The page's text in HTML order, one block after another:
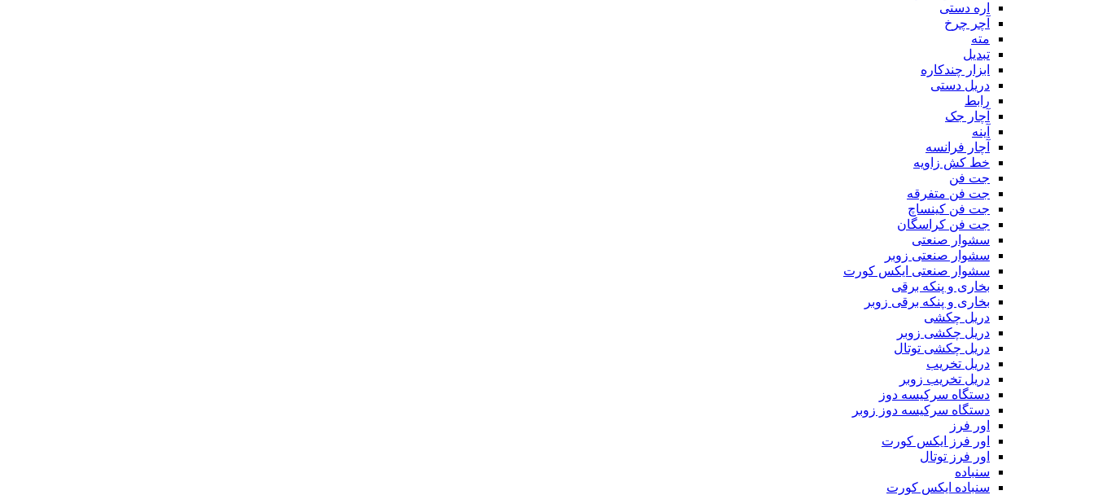
اره دستی
آچر چرخ
مته
تبدیل
ابزار چندکاره
دریل دستی
رابط
آچار جک
آینه
آچار فرانسه
خط کش زاویه
جت فن
جت فن متفرقه
جت فن کینساچ
جت فن کراسگان
سشوار صنعتی
سشوار صنعتی زوبر
سشوار صنعتی ایکس کورت
بخاری و پنکه برقی
بخاری و پنکه برقی زوبر
دریل چکشی
دریل چکشی زوبر
دریل چکشی توتال
دریل تخریب
دریل تخریب زوبر
دستگاه سرکیسه دوز
دستگاه سرکیسه دوز زوبر
اور فرز
اور فرز ایکس کورت
اور فرز توتال
سنباده
سنباده ایکس کورت